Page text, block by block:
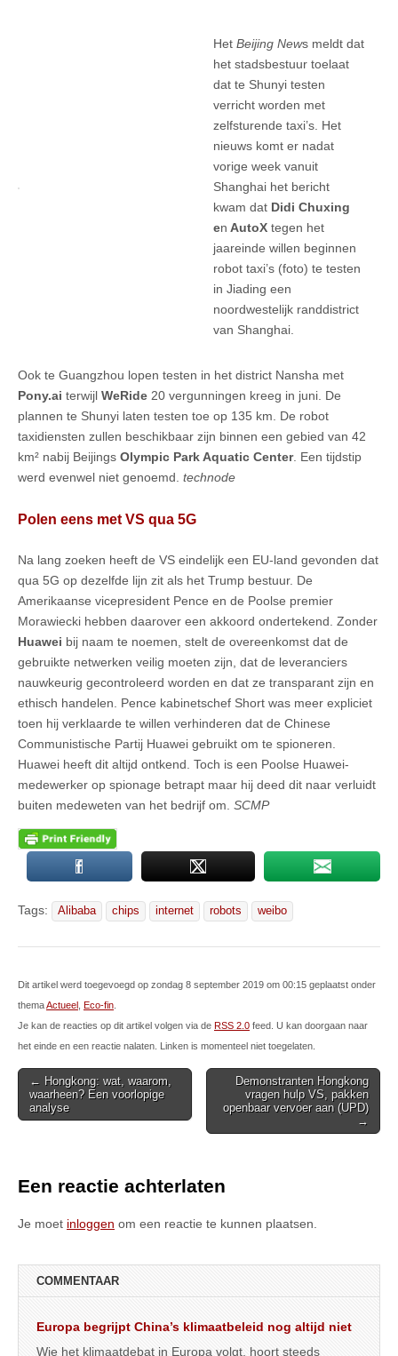
HetBeijing News meldt dat
het stadsbestuur toelaat
dat te Shunyi testen
verricht worden met
zelfsturende taxi’s. Het
nieuws komt er nadat
vorige week vanuit
Shanghai het bericht
kwam dat Didi Chuxing
en AutoXtegen het
jaareinde willen beginnen
robot taxi’s (foto) te testen
in Jiading een
noordwestelijk randdistrict
van Shanghai.
Ook te Guangzhou lopen testen in het district Nansha met
Pony.ai terwijl WeRide 20 vergunningen kreeg in juni. De
plannen te Shunyi laten testen toe op 135 km. De robot
taxidiensten zullen beschikbaar zijn binnen een gebied van 42
km² nabij Beijings Olympic Park Aquatic Center. Een tijdstip
werd evenwel niet genoemd. technode
Polen eens met VS qua 5G
Na lang zoeken heeft de VS eindelijk een EU-land gevonden dat
qua 5G op dezelfde lijn zit als het Trump bestuur. De
Amerikaanse vicepresident Pence en de Poolse premier
Morawiecki hebben daarover een akkoord ondertekend. Zonder
Huawei bij naam te noemen, stelt de overeenkomst dat de
gebruikte netwerken veilig moeten zijn, dat de leveranciers
nauwkeurig gecontroleerd worden en dat ze transparant zijn en
ethisch handelen. Pence kabinetschef Short was meer expliciet
toen hij verklaarde te willen verhinderen dat de Chinese
Communistische Partij Huawei gebruikt om te spioneren.
Huawei heeft dit altijd ontkend. Toch is een Poolse Huawei-
medewerker op spionage betrapt maar hij deed dit naar verluidt
buiten medeweten van het bedrijf om. SCMP
Tags: Alibaba chips internet robots weibo
Dit artikel werd toegevoegd op zondag 8 september 2019 om 00:15 geplaatst onder
themaActueel Eco-fin
Je kan de reacties op dit artikel volgen via de RSS 2.0 feed. U kan doorgaan naar
het einde en een reactie nalaten. Linken is momenteel niet toegelaten.
Post
navigation
← Hongkong: wat, waarom,
waarheen? Een voorlopige
analyse
Demonstranten Hongkong
vragen hulp VS, pakken
openbaar vervoer aan (UPD)
→
Een reactie achterlaten
Je moet inloggen om een reactie te kunnen plaatsen.
COMMENTAAR
Europa begrijpt China’s klimaatbeleid nog altijd niet
Wie het klimaatdebat in Europa volgt, hoort steeds